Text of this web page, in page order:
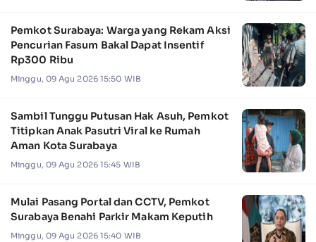
Pemkot Surabaya: Warga yang Rekam Aksi
Pencurian Fasum Bakal Dapat Insentif
Rp300 Ribu
Minggu, 09 Agu 2026 15:50 WIB
Sambil Tunggu Putusan Hak Asuh, Pemkot
Titipkan Anak Pasutri Viral ke Rumah
Aman Kota Surabaya
Minggu, 09 Agu 2026 15:45 WIB
Mulai Pasang Portal dan CCTV, Pemkot
Surabaya Benahi Parkir Makam Keputih
Minggu, 09 Agu 2026 15:40 WIB